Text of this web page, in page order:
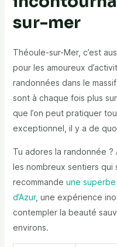
sur-mer
Théoule-sur-Mer, c’est
pour les amoureux
randonnées dans le
sont à chaque fois plus
que l’on peut pratiquer
exceptionnel, il y a de
Tu adores la randonnée
les nombreux sentiers qui
recommande une
d’Azur, une expérience
contempler la beauté
environs.